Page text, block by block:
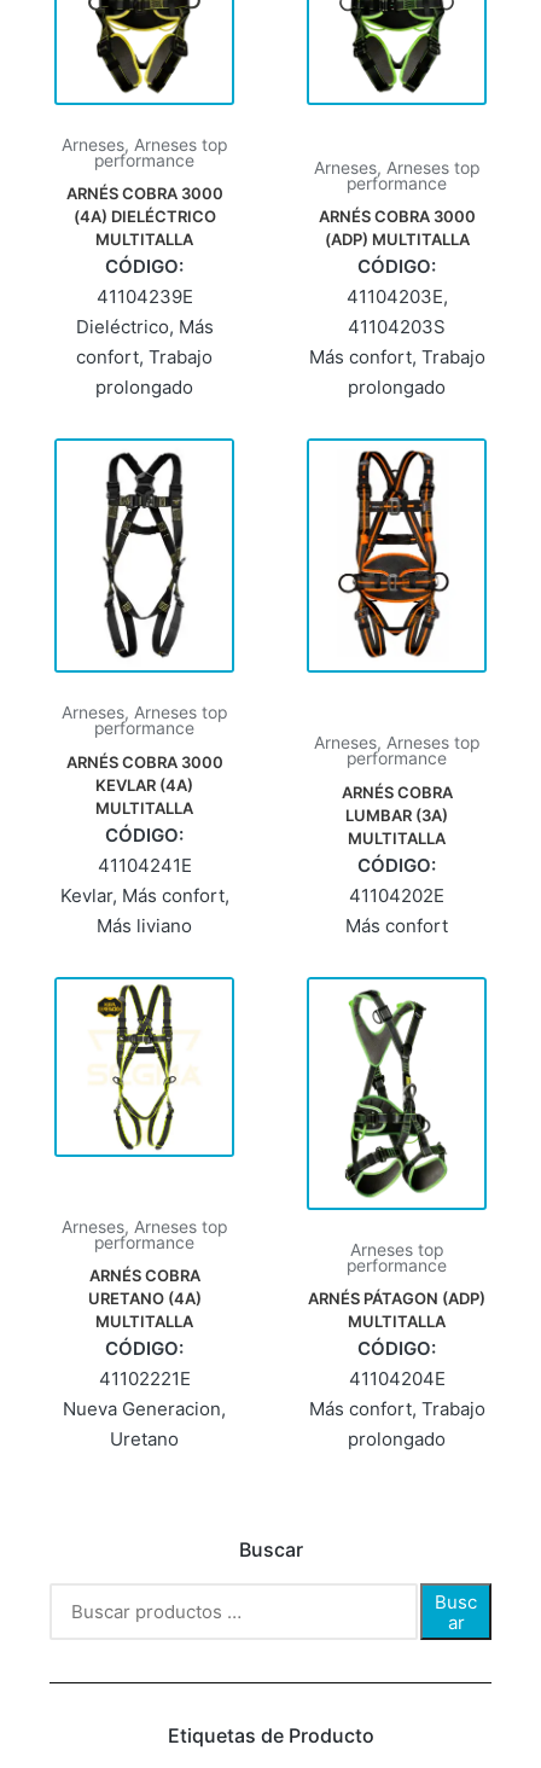
Buscar
Busc
ar
Etiquetas de Producto
Arneses, Arneses top
performance
ARNÉS COBRA 3000
(4A) DIELÉCTRICO
MULTITALLA
CÓDIGO:
41104239E
Dieléctrico, Más
confort, Trabajo
prolongado
Arneses, Arneses top
performance
ARNÉS COBRA 3000
(ADP) MULTITALLA
CÓDIGO:
41104203E,
41104203S
Más confort, Trabajo
prolongado
Arneses, Arneses top
performance
ARNÉS COBRA 3000
KEVLAR (4A)
MULTITALLA
CÓDIGO:
41104241E
Kevlar, Más confort,
Más liviano
Arneses, Arneses top
performance
ARNÉS COBRA
LUMBAR (3A)
MULTITALLA
CÓDIGO:
41104202E
Más confort
Arneses, Arneses top
performance
ARNÉS COBRA
URETANO (4A)
MULTITALLA
CÓDIGO:
41102221E
Nueva Generacion,
Uretano
Arneses top
performance
ARNÉS PÁTAGON (ADP)
MULTITALLA
CÓDIGO:
41104204E
Más confort, Trabajo
prolongado